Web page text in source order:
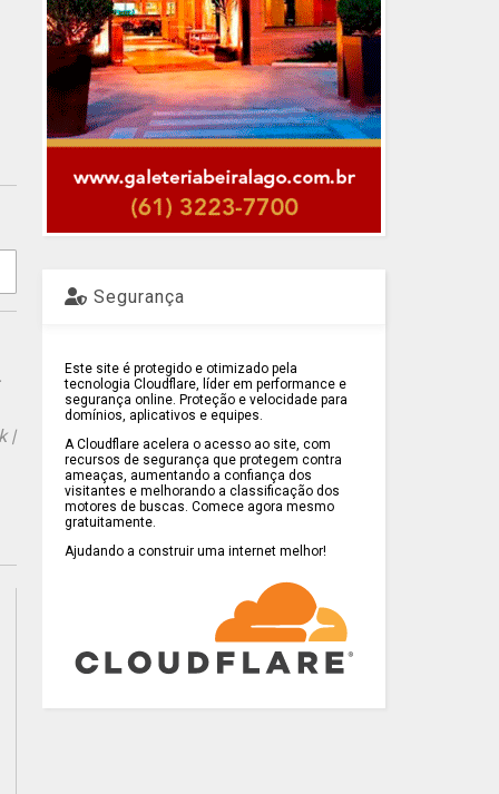
|
Segurança
Este site é protegido e otimizado pela
tecnologia Cloudflare, líder em performance e
segurança online. Proteção e velocidade para
domínios, aplicativos e equipes.
A Cloudflare acelera o acesso ao site, com
recursos de segurança que protegem contra
ameaças, aumentando a confiança dos
visitantes e melhorando a classificação dos
motores de buscas. Comece agora mesmo
gratuitamente.
Ajudando a construir uma internet melhor!